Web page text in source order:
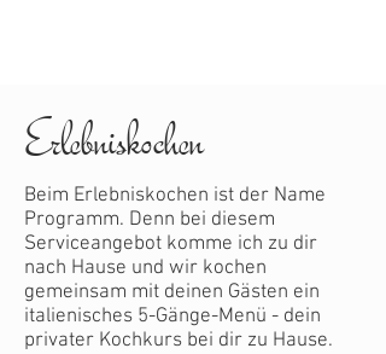
Erlebniskochen
Beim Erlebniskochen ist der Name
Programm. Denn bei diesem
Serviceangebot komme ich zu dir
nach Hause und wir kochen
gemeinsam mit deinen Gästen ein
italienisches 5-Gänge-Menü - dein
privater Kochkurs bei dir zu Hause.